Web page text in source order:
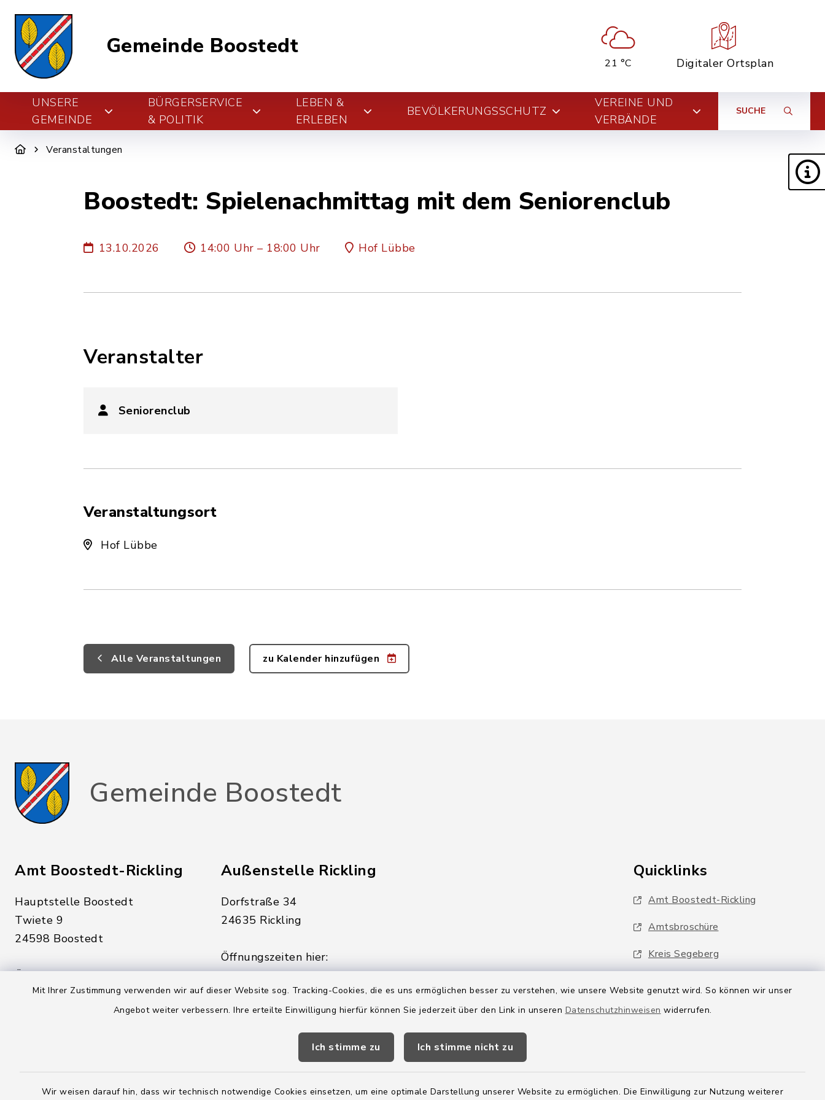
Mit Ihrer Zustimmung verwenden wir auf dieser Website sog. Tracking-Cookies, die es uns ermöglichen besser zu verstehen, wie unsere Website genutzt wird. So können wir unser
Angebot weiter verbessern. Ihre erteilte Einwilligung hierfür können Sie jederzeit über den Link in unseren Datenschutzhinweisen widerrufen.
Ich stimme zu Ich stimme nicht zu
Wir weisen darauf hin, dass wir technisch notwendige Cookies einsetzen, um eine optimale Darstellung unserer Website zu ermöglichen. Die Einwilligung zur Nutzung weiterer
Gemeinde Boostedt
21 °C Digitaler Ortsplan
UNSERE
GEMEINDE
BÜRGERSERVICE
& POLITIK
LEBEN &
ERLEBEN
BEVÖLKERUNGSSCHUTZ
VEREINE UND
VERBÄNDE
SUCHE
Veranstaltungen
Boostedt: Spielenachmittag mit dem Seniorenclub
13.10.2026 14:00 Uhr – 18:00 Uhr Hof Lübbe
Veranstalter
Seniorenclub
Veranstaltungsort
Hof Lübbe
Alle Veranstaltungen zu Kalender hinzufügen
Gemeinde Boostedt
Amt Boostedt-Rickling
Hauptstelle Boostedt
Twiete 9
24598 Boostedt
Öffnungszeiten hier:
Montag, Dienstag, Donnerstag,
14:00 - 18:00 Uhr
Außenstelle Rickling
Dorfstraße 34
24635 Rickling
Öffnungszeiten hier:
Montag, Dienstag, Donnerstag,
Freitag:
08:00 - 12:00 Uhr
sowie zusätzlich am Donnerstag:
04328 179-0
Quicklinks
Amt Boostedt-Rickling
Amtsbroschüre
Kreis Segeberg